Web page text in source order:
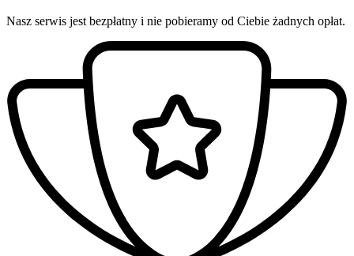
Nasz serwis jest bezpłatny i nie pobieramy od Ciebie żadnych opłat.